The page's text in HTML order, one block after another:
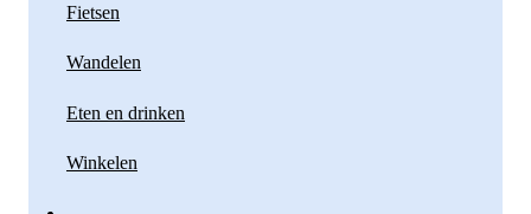
Fietsen
Wandelen
Eten en drinken
Winkelen